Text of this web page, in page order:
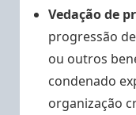
Vedação de
progressão
ou outros
condenado
organização